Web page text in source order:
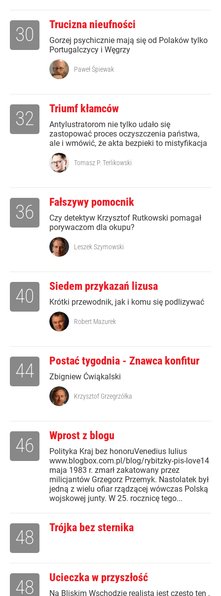
Trucizna nieufności
Gorzej psychicznie mają się od Polaków tylko
Portugalczycy i Węgrzy
30
Paweł Śpiewak
Triumf kłamców
Antylustratorom nie tylko udało się
zastopować proces oczyszczenia państwa,
ale i wmówić, że akta bezpieki to mistyfikacja
32
Tomasz P. Terlikowski
Fałszywy pomocnik
Czy detektyw Krzysztof Rutkowski pomagał
porywaczom dla okupu?
36
Leszek Szymowski
Siedem przykazań lizusa
Krótki przewodnik, jak i komu się podlizywać
40
Robert Mazurek
Postać tygodnia - Znawca konfitur
Zbigniew Ćwiąkalski
44
Krzysztof Grzegrzółka
Wprost z blogu
Polityka Kraj bez honoruVenedius Iulius
www.blogbox.com.pl/blog/rybitzky-pis-love14
maja 1983 r. zmarł zakatowany przez
milicjantów Grzegorz Przemyk. Nastolatek był
jedną z wielu ofiar rządzącej wówczas Polską
wojskowej junty. W 25. rocznicę tego...
46
Trójka bez sternika
48
Ucieczka w przyszłość
Na Bliskim Wschodzie realistą jest często ten ,
48